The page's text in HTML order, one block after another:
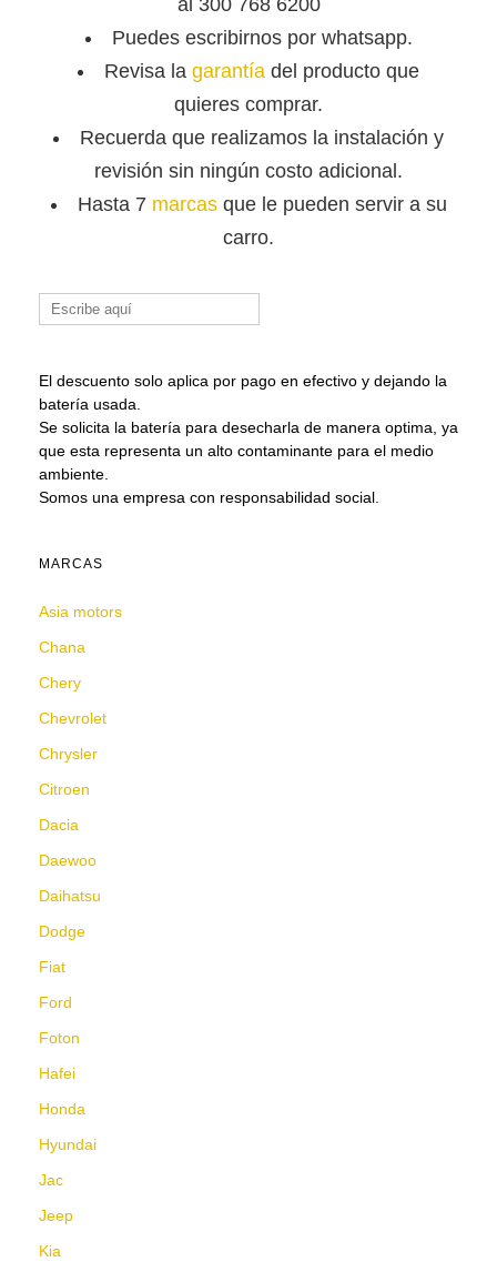
al 300 768 6200
Puedes escribirnos por whatsapp.
Revisa la garantía del producto que
quieres comprar.
Recuerda que realizamos la instalación y
revisión sin ningún costo adicional.
Hasta 7 marcasque le pueden servir a su
carro.
Buscar:
El descuento solo aplica por pago en efectivo y dejando la
batería usada.
Se solicita la batería para desecharla de manera optima, ya
que esta representa un alto contaminante para el medio
ambiente.
Somos una empresa con responsabilidad social.
MARCAS
Asia motors
Chana
Chery
Chevrolet
Chrysler
Citroen
Dacia
Daewoo
Daihatsu
Dodge
Fiat
Ford
Foton
Hafei
Honda
Hyundai
Jac
Jeep
Kia